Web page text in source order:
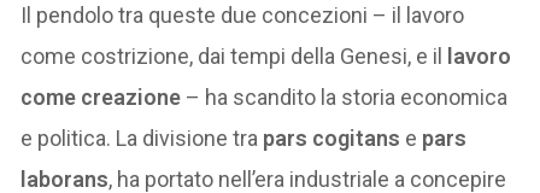
Il pendolo tra queste due concezioni – il lavoro
come costrizione, dai tempi della Genesi, e il lavoro
come creazione – ha scandito la storia economica
e politica. La divisione tra pars cogitans e pars
laborans, ha portato nell’era industriale a concepire